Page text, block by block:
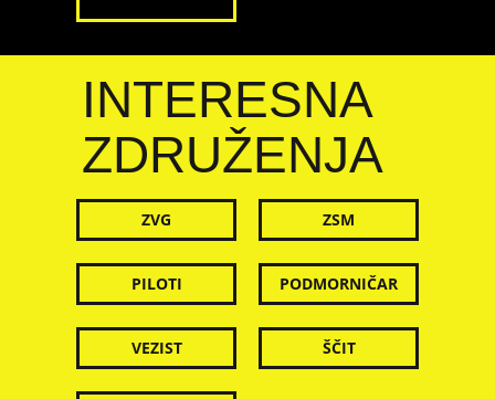
INTERESNA
ZDRUŽENJA
ZVG ZSM
PILOTI PODMORNIČAR
VEZIST ŠČIT